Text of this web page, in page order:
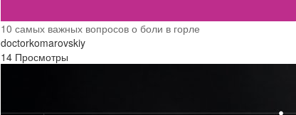
10 самых важных вопросов о боли в горле
doctorkomarovskiy
14 Просмотры